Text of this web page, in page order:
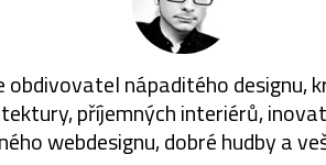
obdivovatel nápaditého designu,
příjemných interiérů,
webdesignu, dobré hudby a